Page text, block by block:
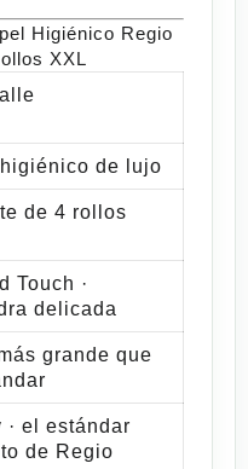
Higiénico Regio
XXL
de lujo
de 4 rollos
Touch ·
delicada
grande que
· el estándar
de Regio